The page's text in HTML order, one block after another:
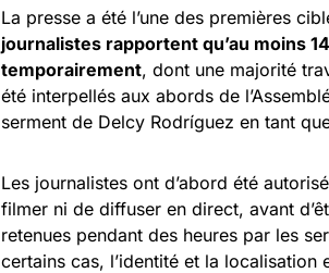
La presse a été l’une des premières
journalistes rapportent qu’au moins
temporairement, dont une majorité
été interpellés aux abords de
serment de Delcy Rodríguez en tant
Les journalistes ont d’abord été
filmer ni de diffuser en direct, avant
retenues pendant des heures par les
certains cas, l’identité et la